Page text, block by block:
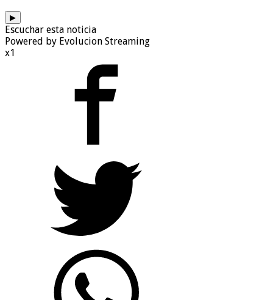
▶
Escuchar esta noticia
Powered by Evolucion Streaming
x1